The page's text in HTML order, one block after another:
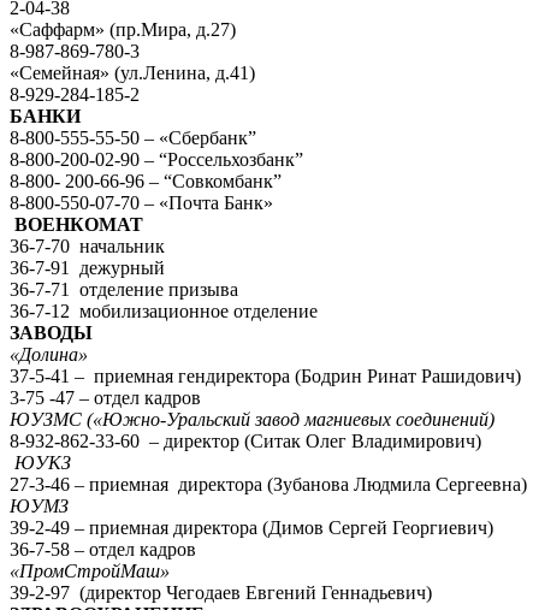
2-04-38
«Саффарм» (пр.Мира, д.27)
8-987-869-780-3
«Семейная» (ул.Ленина, д.41)
8-929-284-185-2
БАНКИ
8-800-555-55-50 – «Сбербанк”
8-800-200-02-90 – “Россельхозбанк”
8-800- 200-66-96 – “Совкомбанк”
8-800-550-07-70 – «Почта Банк»
ВОЕНКОМАТ
36-7-70 начальник
36-7-91 дежурный
36-7-71 отделение призыва
36-7-12 мобилизационное отделение
ЗАВОДЫ
«Долина»
37-5-41 – приемная гендиректора (Бодрин Ринат Рашидович)
3-75 -47 – отдел кадров
ЮУЗМС («Южно-Уральский завод магниевых соединений)
8-932-862-33-60 – директор (Ситак Олег Владимирович)
ЮУКЗ
27-3-46 – приемная директора (Зубанова Людмила Сергеевна)
ЮУМЗ
39-2-49 – приемная директора (Димов Сергей Георгиевич)
36-7-58 – отдел кадров
«ПромСтройМаш»
39-2-97 (директор Чегодаев Евгений Геннадьевич)